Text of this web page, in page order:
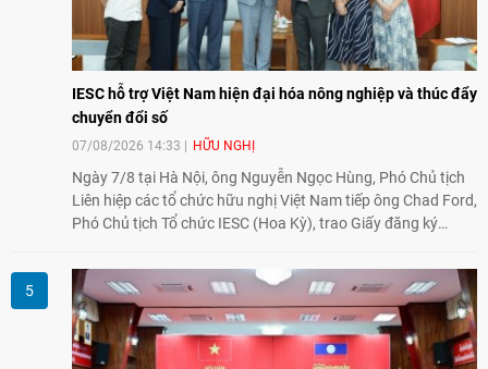
IESC hỗ trợ Việt Nam hiện đại hóa nông nghiệp và thúc đẩy
chuyển đổi số
07/08/2026 14:33 HỮU NGHỊ
Ngày 7/8 tại Hà Nội, ông Nguyễn Ngọc Hùng, Phó Chủ tịch
Liên hiệp các tổ chức hữu nghị Việt Nam tiếp ông Chad Ford,
Phó Chủ tịch Tổ chức IESC (Hoa Kỳ), trao Giấy đăng ký
đổi về định hướng triển khai Dự án "Mở rộng Thương mại
Nông nghiệp và An toàn thực phẩm Hoa Kỳ - Việt Nam",
hướng tới thúc đẩy chuyển đổi số, hiện đại hóa nông nghiệp
và mở rộng hợp tác phát triển giữa hai nước.